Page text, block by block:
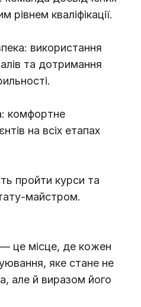
рівнем кваліфікації.
використання
та дотримання
комфортне
на всіх етапах
пройти курси та
майстром.
це місце, де кожен
яке стане не
але й виразом його